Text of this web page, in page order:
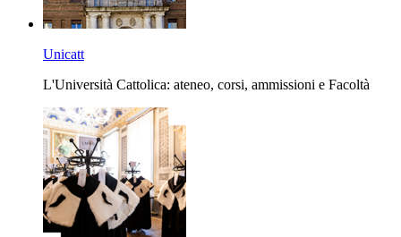
Unicatt
L'Università Cattolica: ateneo, corsi, ammissioni e Facoltà